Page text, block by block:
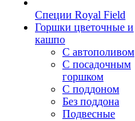
Специи Royal Field
Горшки цветочные и
кашпо
С автополивом
С посадочным
горшком
С поддоном
Без поддона
Подвесные